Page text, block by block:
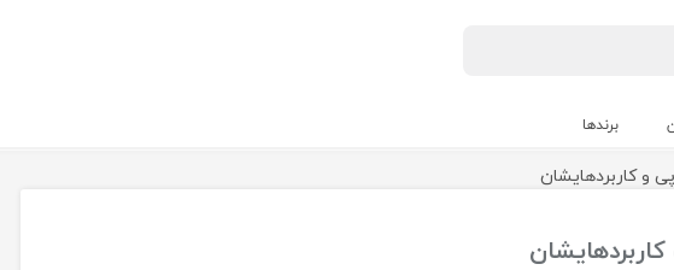
برندها
و کاربردهایشان